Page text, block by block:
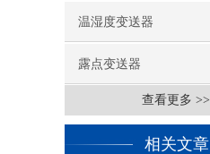
温湿度变送器
露点变送器
查看更多 >>
相关文章